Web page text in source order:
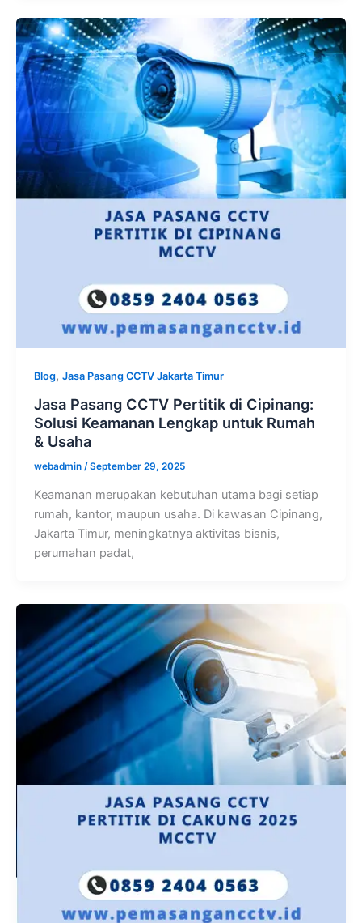
Blog, Jasa Pasang CCTV Jakarta Timur
Jasa Pasang CCTV Pertitik di Cipinang:
Solusi Keamanan Lengkap untuk Rumah
& Usaha
webadmin /September 29, 2025
Keamanan merupakan kebutuhan utama bagi setiap
rumah, kantor, maupun usaha. Di kawasan Cipinang,
Jakarta Timur, meningkatnya aktivitas bisnis,
perumahan padat,